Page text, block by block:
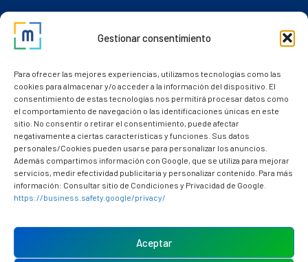
Gestionar consentimiento
Para ofrecer las mejores experiencias, utilizamos tecnologías como las
cookies para almacenar y/o acceder a la información del dispositivo. El
consentimiento de estas tecnologías nos permitirá procesar datos como
el comportamiento de navegación o las identificaciones únicas en este
sitio. No consentir o retirar el consentimiento, puede afectar
negativamente a ciertas características y funciones. Sus datos
personales/Cookies pueden usarse para personalizar los anuncios.
Además compartimos información con Google, que se utiliza para mejorar
servicios, medir efectividad publicitaria y personalizar contenido. Para más
información: Consultar sitio de Condiciones y Privacidad de Google.
https://business.safety.google/privacy/
Aceptar
Descarga nuestra app
Nuestros clientes
Dudas y consultas
Política de cookies (UE)